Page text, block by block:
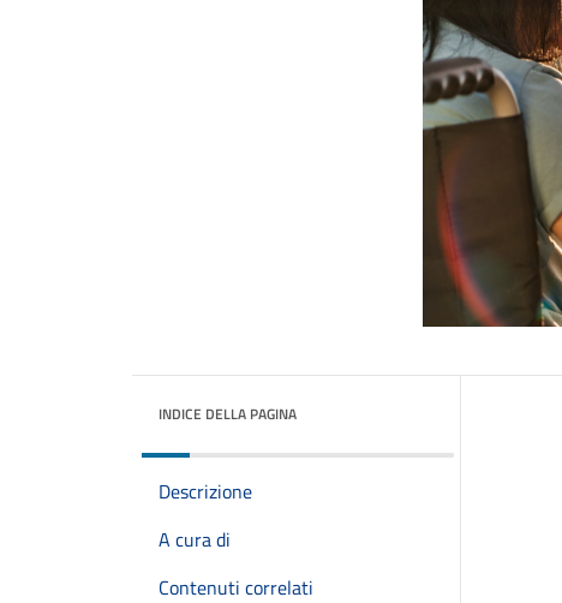
INDICE DELLA PAGINA
Descrizione
A cura di
Contenuti correlati